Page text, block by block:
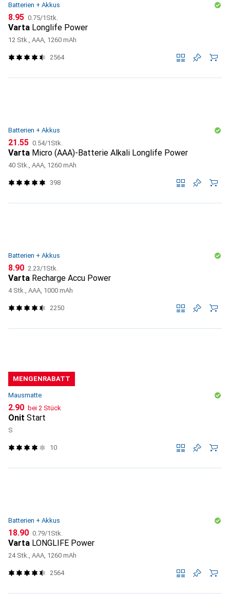
Batterien + Akkus
CHF
8.95 CHF
0.75/1Stk.
Varta Longlife Power
12 Stk., AAA, 1260 mAh
2564
Batterien + Akkus
CHF
21.55 CHF
0.54/1Stk.
Varta Micro (AAA)-Batterie Alkali Longlife Power
40 Stk., AAA, 1260 mAh
398
Batterien + Akkus
CHF
8.90 CHF
2.23/1Stk.
Varta Recharge Accu Power
4 Stk., AAA, 1000 mAh
2250
MENGENRABATT
Mausmatte
CHF
2.90 bei 2 Stück
Onit Start
S
10
Batterien + Akkus
CHF
18.90 CHF
0.79/1Stk.
Varta LONGLIFE Power
24 Stk., AAA, 1260 mAh
2564